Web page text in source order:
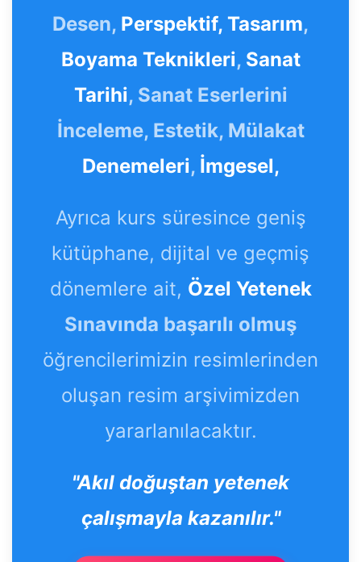
Desen, Perspektif, Tasarım,
Boyama Teknikleri, Sanat
Tarihi, Sanat Eserlerini
İnceleme, Estetik, Mülakat
Denemeleri, İmgesel,
Ayrıca kurs süresince geniş
kütüphane, dijital ve geçmiş
dönemlere ait, Özel Yetenek
Sınavında başarılı olmuş
öğrencilerimizin resimlerinden
oluşan resim arşivimizden
yararlanılacaktır.
"Akıl doğuştan yetenek
çalışmayla kazanılır."